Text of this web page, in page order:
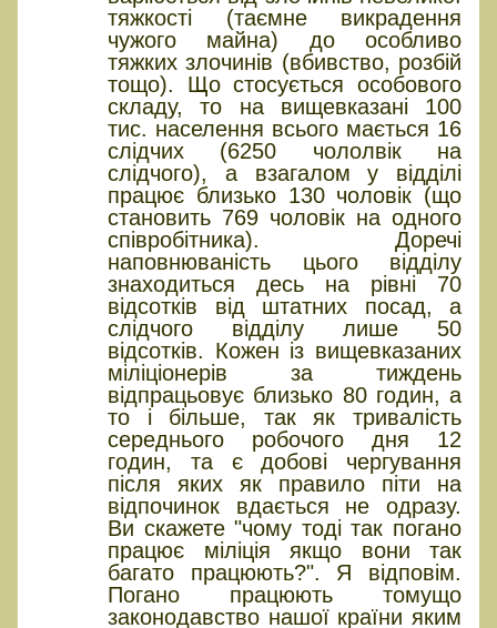
тяжкості (таємне викрадення
чужого майна) до особливо
тяжких злочинів (вбивство, розбій
тощо). Що стосується особового
складу, то на вищевказані 100
тис. населення всього мається 16
слідчих (6250 чололвік на
слідчого), а взагалом у відділі
працює близько 130 чоловік (що
становить 769 чоловік на одного
співробітника). Доречі
наповнюваність цього відділу
знаходиться десь на рівні 70
відсотків від штатних посад, а
слідчого відділу лише 50
відсотків. Кожен із вищевказаних
міліціонерів за тиждень
відпрацьовує близько 80 годин, а
то і більше, так як тривалість
середнього робочого дня 12
годин, та є добові чергування
після яких як правило піти на
відпочинок вдається не одразу.
Ви скажете "чому тоді так погано
працює міліція якщо вони так
багато працюють?". Я відповім.
Погано працюють томущо
законодавство нашої країни яким